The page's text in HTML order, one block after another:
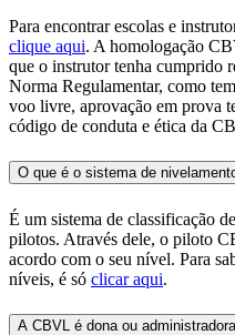
Para encontrar escolas e
clique aqui. A homologação
que o instrutor tenha cumprido
Norma Regulamentar, como
voo livre, aprovação em prova
código de conduta e ética da
O que é o sistema de
É um sistema de classificação
pilotos. Através dele, o piloto
acordo com o seu nível. Para
níveis, é só clicar aqui.
A CBVL é dona ou